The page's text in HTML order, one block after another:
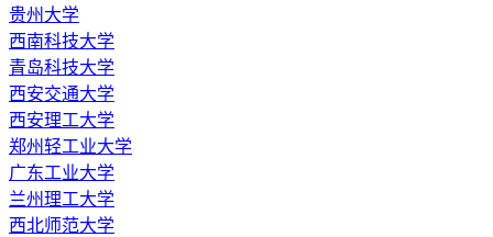
贵州大学
西南科技大学
青岛科技大学
西安交通大学
西安理工大学
郑州轻工业大学
广东工业大学
兰州理工大学
西北师范大学